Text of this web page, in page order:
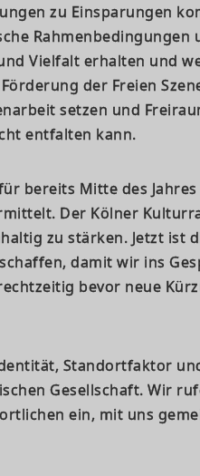
zu Einsparungen
Rahmenbedingungen
Vielfalt erhalten und
der Freien
setzen und
entfalten kann.
bereits Mitte des Jahres
Der Kölner
zu stärken. Jetzt ist
damit wir ins
bevor neue
Standortfaktor
Gesellschaft. Wir
ein, mit uns